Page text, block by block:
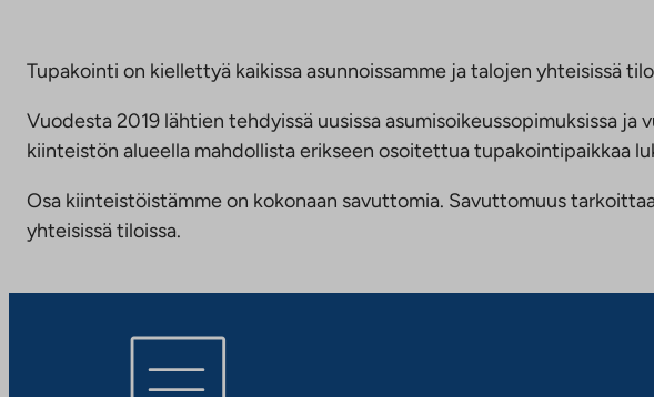
Tupakointi on kiellettyä kaikissa asunnoissamme ja talojen yhteisissä
Vuodesta 2019 lähtien tehdyissä uusissa asumisoikeussopimuksissa
kiinteistön alueella mahdollista erikseen osoitettua tupakointipaikkaa
Osa kiinteistöistämme on kokonaan savuttomia. Savuttomuus
yhteisissä tiloissa.